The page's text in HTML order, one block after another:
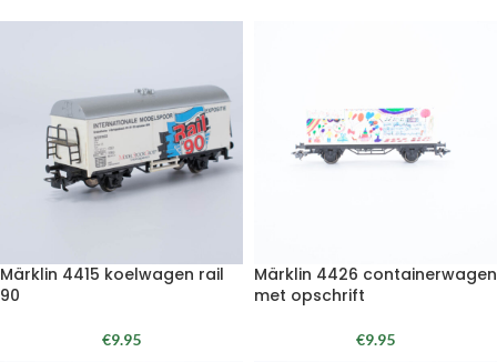
Märklin 4415 koelwagen rail
90
€9.95
Märklin 4426 containerwagen
met opschrift
€9.95